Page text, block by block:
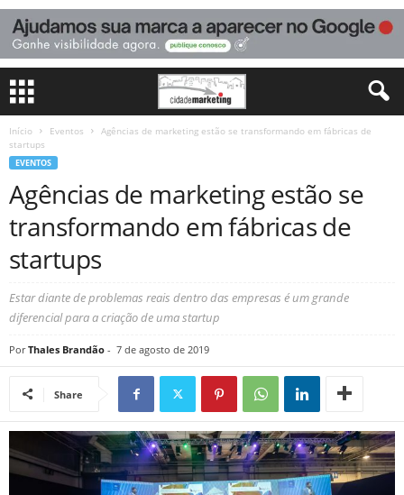
Início Eventos
Agências de marketing estão se transformando em fábricas de
startups
EVENTOS
Agências de marketing estão se
transformando em fábricas de
startups
Estar diante de problemas reais dentro das empresas é um grande
diferencial para a criação de uma startup
Por Thales Brandão - 7 de agosto de 2019
Share